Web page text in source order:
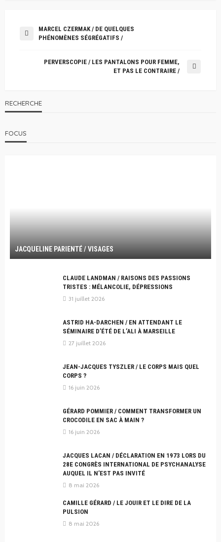
MARCEL CZERMAK / DE QUELQUES
PHÉNOMÈNES SÉGRÉGATIFS /
PERVERSCOPIE / LES PANTALONS POUR FEMME,
ET PAS LE CONTRAIRE /
RECHERCHE
FOCUS
JACQUELINE PARIENTÉ / VISAGES
CLAUDE LANDMAN / RAISONS DES PASSIONS
TRISTES : MÉLANCOLIE, DÉPRESSIONS
31 juillet 2026
ASTRID HA-DARCHEN / EN ATTENDANT LE
SÉMINAIRE D’ÉTÉ DE L’ALI À MARSEILLE
27 juillet 2026
JEAN-JACQUES TYSZLER / LE CORPS MAIS QUEL
CORPS ?
16 juin 2026
GÉRARD POMMIER / COMMENT TRANSFORMER UN
CROCODILE EN SAC À MAIN ?
16 juin 2026
JACQUES LACAN / DÉCLARATION EN 1973 LORS DU
28E CONGRÈS INTERNATIONAL DE PSYCHANALYSE
AUQUEL IL N’EST PAS INVITÉ
8 mai 2026
CAMILLE GÉRARD / LE JOUIR ET LE DIRE DE LA
PULSION
8 mai 2026